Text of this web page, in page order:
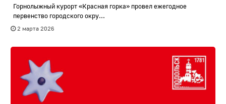
Горнолыжный курорт «Красная горка» провел ежегодное
первенство городского окру...
2 марта 2026